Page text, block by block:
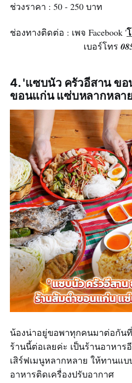
ช่วงราคา : 50 - 250 บาท
ช่องทางติดต่อ : เพจ Facebook '
เบอร์โทร
4. 'แซบนัว ครัวอีสาน ข
ขอนแก่น แซ่บหลากหลา
น้องน่าอยู่ขอพาทุกคนมาต่อกัน
ร้านนี้ต่อเลยค่ะ เป็นร้านอาหา
เสิร์ฟเมนูหลากหลาย ให้ทานแบ
อาหารติดเครื่องปรับอากาศ